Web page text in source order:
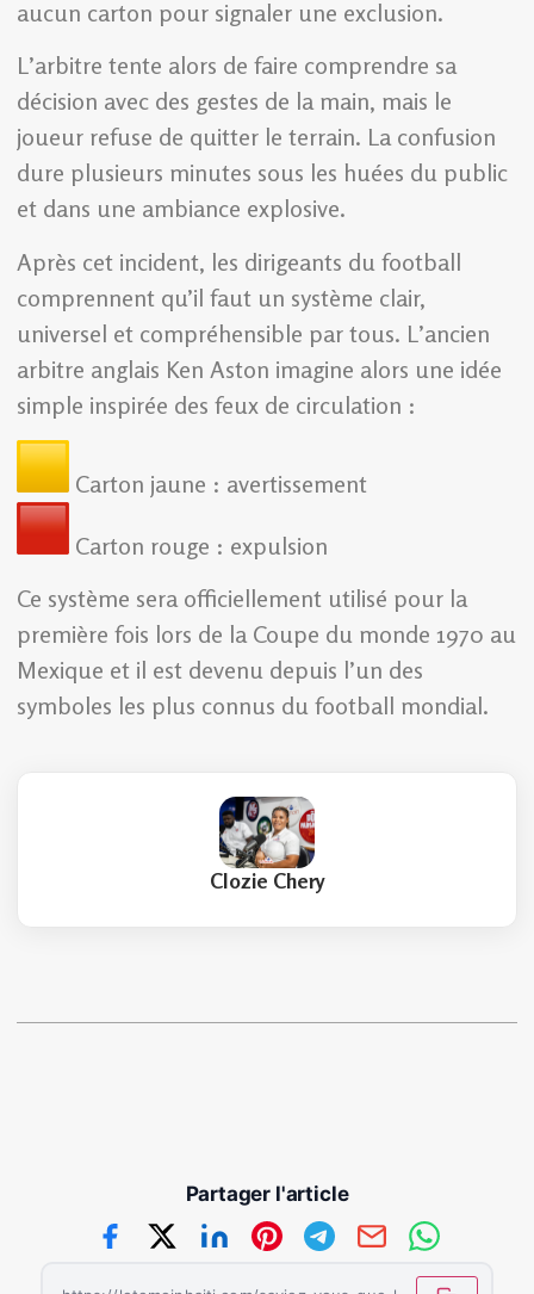
aucun carton pour signaler une exclusion.
L’arbitre tente alors de faire comprendre sa
décision avec des gestes de la main, mais le
joueur refuse de quitter le terrain. La confusion
dure plusieurs minutes sous les huées du public
et dans une ambiance explosive.
Après cet incident, les dirigeants du football
comprennent qu’il faut un système clair,
universel et compréhensible par tous. L’ancien
arbitre anglais Ken Aston imagine alors une idée
simple inspirée des feux de circulation :
Carton jaune : avertissement
Carton rouge : expulsion
Ce système sera officiellement utilisé pour la
première fois lors de la Coupe du monde 1970 au
Mexique et il est devenu depuis l’un des
symboles les plus connus du football mondial.
Clozie Chery
Partager l'article